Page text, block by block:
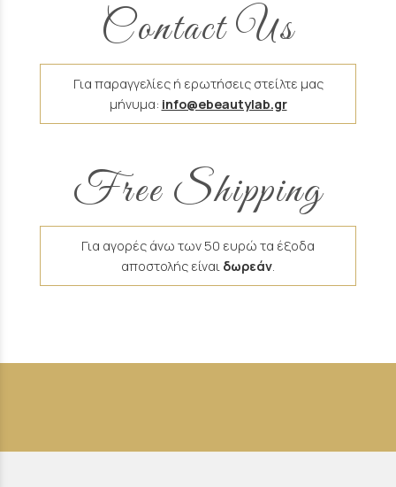
Contact Us
Για παραγγελίες ή ερωτήσεις στείλτε μας
μήνυμα: info@ebeautylab.gr
Free Shipping
Για αγορές άνω των 50 ευρώ τα έξοδα
αποστολής είναι δωρεάν